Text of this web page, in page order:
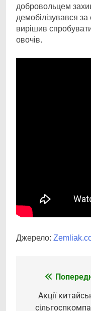
добровольцем
демобілізувався
вирішив
овочів.
Джерело:
Навігація
записів
Акції